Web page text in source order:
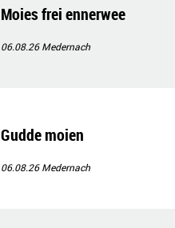
Moies frei ennerwee
06.08.26Medernach
Gudde moien
06.08.26Medernach